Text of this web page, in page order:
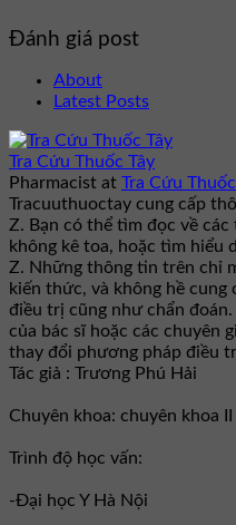
Đánh giá post
About
Latest Posts
Tra Cứu Thuốc Tây
Pharmacist at Tra Cứu
Tracuuthuoctay cung cấp
Z. Bạn có thể tìm đọc về
không kê toa, hoặc tìm hiểu
Z. Những thông tin trên chỉ
kiến thức, và không hề
điều trị cũng như chẩn
của bác sĩ hoặc các chuyên
thay đổi phương pháp điều
Tác giả : Trương Phú Hải
Chuyên khoa: chuyên khoa
Trình độ học vấn:
-Đại học Y Hà Nội